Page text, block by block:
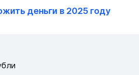
деньги в 2025 году